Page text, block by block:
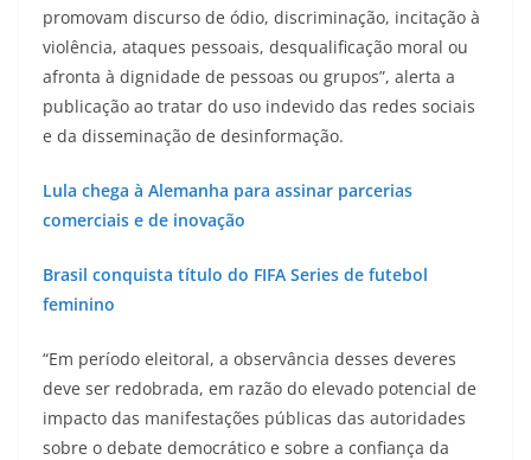
promovam discurso de ódio, discriminação, incitação à
violência, ataques pessoais, desqualificação moral ou
afronta à dignidade de pessoas ou grupos”, alerta a
publicação ao tratar do uso indevido das redes sociais
e da disseminação de desinformação.
Lula chega à Alemanha para assinar parcerias
comerciais e de inovação
Brasil conquista título do FIFA Series de futebol
feminino
“Em período eleitoral, a observância desses deveres
deve ser redobrada, em razão do elevado potencial de
impacto das manifestações públicas das autoridades
sobre o debate democrático e sobre a confiança da